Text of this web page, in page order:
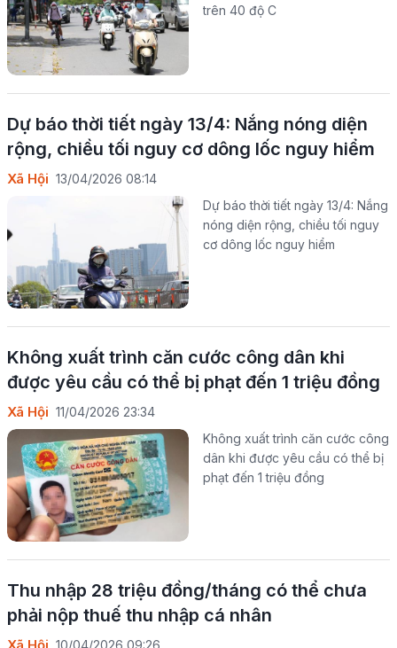
trên 40 độ C
Dự báo thời tiết ngày 13/4: Nắng nóng diện
rộng, chiều tối nguy cơ dông lốc nguy hiểm
Xã Hội 13/04/2026 08:14
Dự báo thời tiết ngày 13/4: Nắng
nóng diện rộng, chiều tối nguy
cơ dông lốc nguy hiểm
Không xuất trình căn cước công dân khi
được yêu cầu có thể bị phạt đến 1 triệu đồng
Xã Hội 11/04/2026 23:34
Không xuất trình căn cước công
dân khi được yêu cầu có thể bị
phạt đến 1 triệu đồng
Thu nhập 28 triệu đồng/tháng có thể chưa
phải nộp thuế thu nhập cá nhân
10/04/2026 09:26